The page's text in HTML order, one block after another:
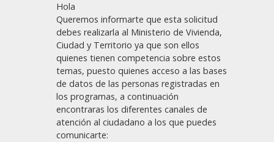
Hola
Queremos informarte que esta solicitud
debes realizarla al Ministerio de Vivienda,
Ciudad y Territorio ya que son ellos
quienes tienen competencia sobre estos
temas, puesto quienes acceso a las bases
de datos de las personas registradas en
los programas, a continuación
encontraras los diferentes canales de
atención al ciudadano a los que puedes
comunicarte: